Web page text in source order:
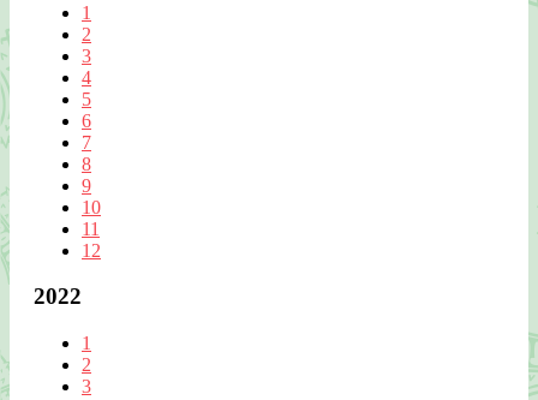
1
2
3
4
5
6
7
8
9
10
11
12
2022
1
2
3